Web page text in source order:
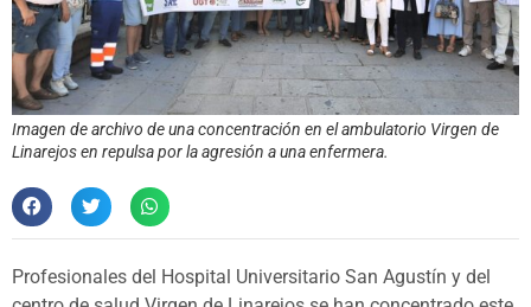
Imagen de archivo de una concentración en el ambulatorio Virgen de
Linarejos en repulsa por la agresión a una enfermera.
Profesionales del Hospital Universitario San Agustín y del